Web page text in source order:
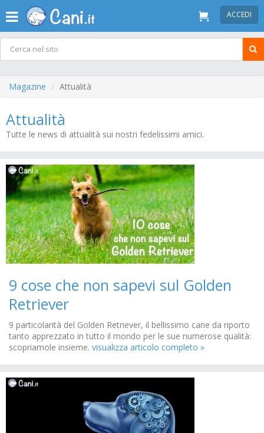
ACCEDI
Magazine Attualità
Attualità
Tutte le news di attualità sui nostri fedelissimi amici.
9 cose che non sapevi sul Golden
Retriever
9 particolarità del Golden Retriever, il bellissimo cane da riporto
tanto apprezzato in tutto il mondo per le sue numerose qualità:
scopriamole insieme. visualizza articolo completo »